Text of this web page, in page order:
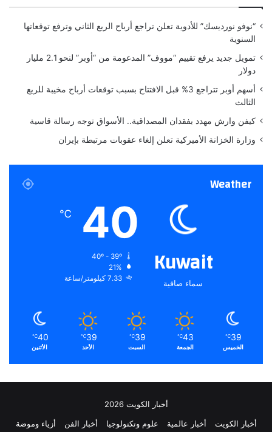
“نوفو نورديسك” للأدوية تعلن تراجع أرباح الربع الثاني وترفع توقعاتها
السنوية
تمويل جديد يرفع تقييم “مووف” المدعومة من “أوبر” لنحو 2.1 مليار
دولار
أسهم أوبر تتراجع 3% قبل الافتتاح بسبب توقعات أرباح مخيبة للربع
الثالث
كيفن وارش مهدد بفقدان المصداقية.. الأسواق توجه رسالة قاسية
وزارة الخزانة الأميركية تعلن إلغاء عقوبات مرتبطة بإيران
Weather
Kuwait
سماء صافية
40
℃
21%
7.33 كيلومتر/ساعة
39
℃
الخميس
43
℃
الجمعة
39
℃
السبت
39
℃
الأحد
40
℃
الأثنين
أخبار الكويت 2026
أخبار الكويت
أخبار عالمية علوم وتكنولوجيا أخبار الفن أزياء وموضة